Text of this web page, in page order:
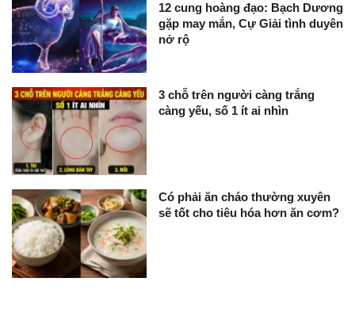
12 cung hoàng đạo: Bạch Dương
gặp may mắn, Cự Giải tình duyên
nở rộ
3 chỗ trên người càng trắng
càng yếu, số 1 ít ai nhìn
Có phải ăn cháo thường xuyên
sẽ tốt cho tiêu hóa hơn ăn cơm?